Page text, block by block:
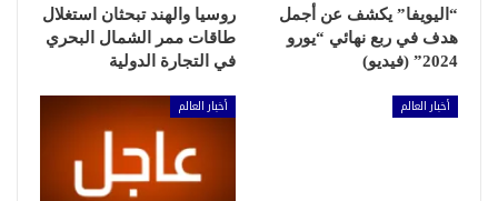
“اليويفا” يكشف عن أجمل
هدف في ربع نهائي “يورو
2024” (فيديو)
روسيا والهند تبحثان استغلال
طاقات ممر الشمال البحري
في التجارة الدولية
أخبار العالم أخبار العالم